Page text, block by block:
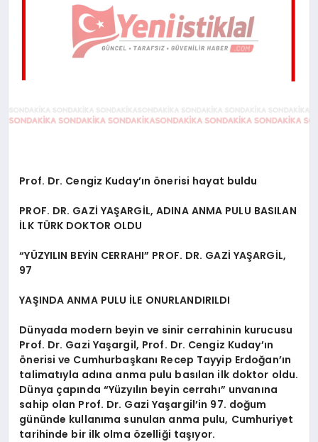
TEKNOLOJI
Prof. Dr. Cengiz Kuday’ın önerisi hayat buldu
PROF. DR. GAZİ YAŞARGİL, ADINA ANMA PULU BASILAN
İLK TÜRK DOKTOR OLDU
“YÜZYILIN BEYİN CERRAHI” PROF. DR. GAZİ YAŞARGİL,
97
YAŞINDA ANMA PULU İLE ONURLANDIRILDI
Dünyada modern beyin ve sinir cerrahinin kurucusu
Prof. Dr. Gazi Yaşargil, Prof. Dr. Cengiz Kuday’ın
önerisi ve Cumhurbaşkanı Recep Tayyip Erdoğan’ın
talimatıyla adına anma pulu basılan ilk doktor oldu.
Dünya çapında “Yüzyılın beyin cerrahı” unvanına
sahip olan Prof. Dr. Gazi Yaşargil’in 97. doğum
gününde kullanıma sunulan anma pulu, Cumhuriyet
tarihinde bir ilk olma özelliği taşıyor.